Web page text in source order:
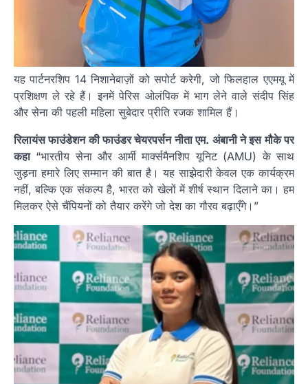
यह पार्टनरशिप 14 निशानेबाज़ों को सपोर्ट करेगी, जो फिलहाल एएमयू में
प्रशिक्षण ले रहे हैं। इनमें पेरिस ओलंपिक में भाग लेने वाले संदीप सिंह
और सेना की पहली महिला सुबेदार प्रीति रजक शामिल हैं।
रिलायंस फाउंडेशन की फाउंडर चेयरपर्सन नीता एम. अंबानी ने इस मौके पर
कहा“भारतीय सेना और आर्मी मार्क्समैनशिप यूनिट (AMU) के साथ
जुड़ना हमारे लिए सम्मान की बात है। यह साझेदारी केवल एक कार्यक्रम
नहीं, बल्कि एक संकल्प है, भारत को खेलों में शीर्ष स्थान दिलाने का। हम
मिलकर ऐसे चैंपियनों को तैयार करेंगे जो देश का गौरव बढ़ाएँगे।”